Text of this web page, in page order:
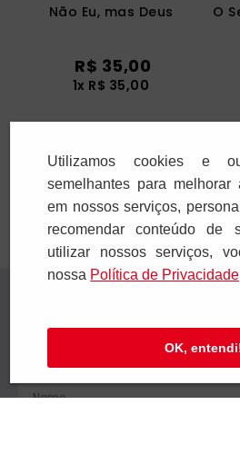
Não Eu, mas Deus
R$ 35,00
1x R$ 35,00
O
Preencha seus dados e
seu e-mail.
Utilizamos cookies e
semelhantes para melhorar
em nossos serviços,
recomendar conteúdo de
utilizar nossos serviços,
nossa Polí­tica de Privacidade
OK,